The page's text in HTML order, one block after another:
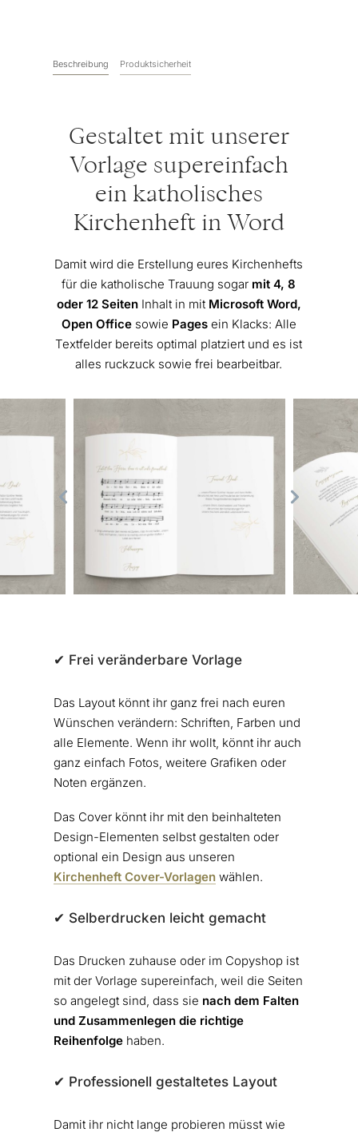
Beschreibung Produktsicherheit
Gestaltet mit unserer
Vorlage supereinfach
ein katholisches
Kirchenheft in Word
Damit wird die Erstellung eures Kirchenhefts
für die katholische Trauung sogar mit 4, 8
oder 12 SeitenInhalt in mit Microsoft Word,
Open Office sowie Pagesein Klacks: Alle
Textfelder bereits optimal platziert und es ist
alles ruckzuck sowie frei bearbeitbar.
✔︎ Frei veränderbare Vorlage
Das Layout könnt ihr ganz frei nach euren
Wünschen verändern: Schriften, Farben und
alle Elemente. Wenn ihr wollt, könnt ihr auch
ganz einfach Fotos, weitere Grafiken oder
Noten ergänzen.
Das Cover könnt ihr mit den beinhalteten
Design-Elementen selbst gestalten oder
optional ein Design aus unseren
Kirchenheft Cover-Vorlagenwählen.
✔︎ Selberdrucken leicht gemacht
Das Drucken zuhause oder im Copyshop ist
mit der Vorlage supereinfach, weil die Seiten
so angelegt sind, dass sie nach dem Falten
und Zusammenlegen die richtige
Reihenfolge haben.
✔︎ Professionell gestaltetes Layout
Damit ihr nicht lange probieren müsst wie